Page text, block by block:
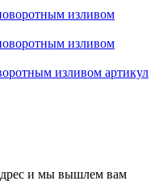
изливом артикул
и мы вышлем вам